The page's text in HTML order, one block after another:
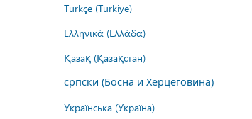
Türkçe (Türkiye)
Ελληνικά (Ελλάδα)
Қазақ (Қазақстан)
српски (Босна и Херцеговина)
Українська (Україна)